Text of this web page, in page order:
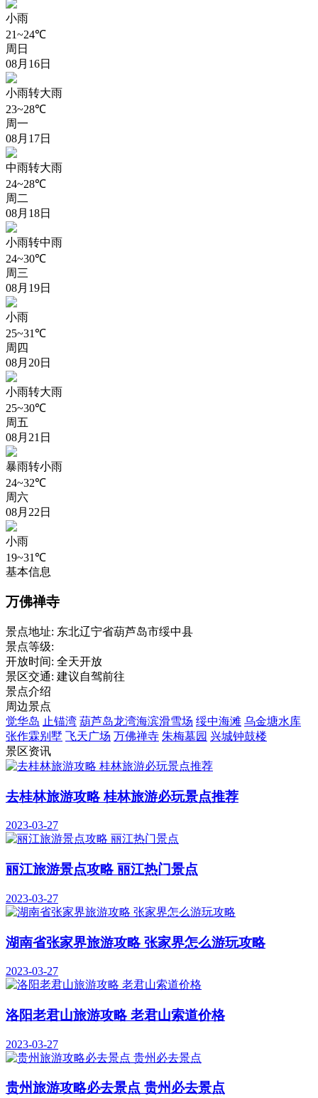
小雨
21~24℃
周日
08月16日
小雨转大雨
23~28℃
周一
08月17日
中雨转大雨
24~28℃
周二
08月18日
小雨转中雨
24~30℃
周三
08月19日
小雨
25~31℃
周四
08月20日
小雨转大雨
25~30℃
周五
08月21日
暴雨转小雨
24~32℃
周六
08月22日
小雨
19~31℃
基本信息
万佛禅寺
景点地址: 东北辽宁省葫芦岛市绥中县
景点等级:
开放时间: 全天开放
景区交通: 建议自驾前往
景点介绍
周边景点
觉华岛 止锚湾 葫芦岛龙湾海滨滑雪场 绥中海滩 乌金塘水库
张作霖别墅 飞天广场 万佛禅寺 朱梅墓园 兴城钟鼓楼
景区资讯
去桂林旅游攻略 桂林旅游必玩景点推荐
2023-03-27
丽江旅游景点攻略 丽江热门景点
2023-03-27
湖南省张家界旅游攻略 张家界怎么游玩攻略
2023-03-27
洛阳老君山旅游攻略 老君山索道价格
2023-03-27
贵州旅游攻略必去景点 贵州必去景点